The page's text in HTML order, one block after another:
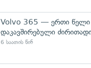
Volvo 365 — ერთი წელი
დაკავშირებული
6 საათის წინ